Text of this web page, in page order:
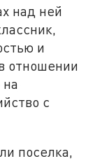
над ней
и
отношении
с
поселка,